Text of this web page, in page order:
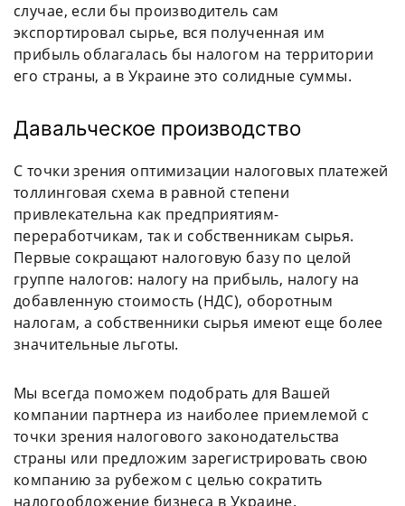
случае, если бы производитель сам
экспортировал сырье, вся полученная им
прибыль облагалась бы налогом на территории
его страны, а в Украине это солидные суммы.
Давальческое производство
С точки зрения оптимизации налоговых платежей
толлинговая схема в равной степени
привлекательна как предприятиям-
переработчикам, так и собственникам сырья.
Первые сокращают налоговую базу по целой
группе налогов: налогу на прибыль, налогу на
добавленную стоимость (НДС), оборотным
налогам, а собственники сырья имеют еще более
значительные льготы.
Мы всегда поможем подобрать для Вашей
компании партнера из наиболее приемлемой с
точки зрения налогового законодательства
страны или предложим зарегистрировать свою
компанию за рубежом с целью сократить
налогообложение бизнеса в Украине.